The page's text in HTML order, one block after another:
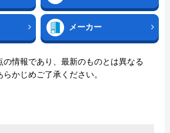
メーカー
情報であり、最新のものとは異なる
かじめご了承ください。